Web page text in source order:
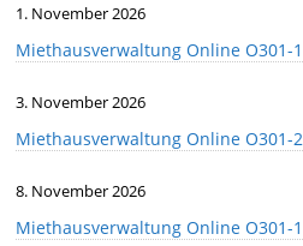
1. November 2026
Miethausverwaltung Online O301-1
3. November 2026
Miethausverwaltung Online O301-2
8. November 2026
Miethausverwaltung Online O301-1